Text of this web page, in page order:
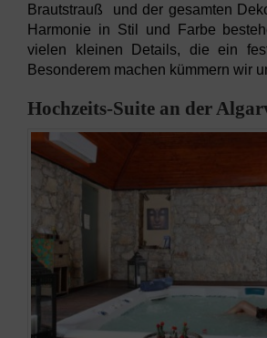
Brautstrauß und der gesamten
Harmonie in Stil und Farbe
vielen kleinen Details, die ein
Besonderem machen kümmern wir
Hochzeits-Suite an der